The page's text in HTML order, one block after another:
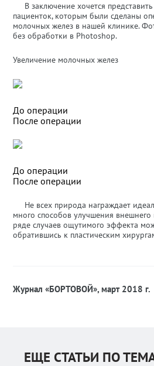
В заключение хочется
пациенток, которым были сделаны
молочных желез в нашей клинике.
без обработки в Photoshop.
Увеличение молочных желез
До операции
После операции
До операции
После операции
Не всех природа награждает
много способов улучшения внешнего
ряде случаев ощутимого эффекта
обратившись к пластическим
Журнал «БОРТОВОЙ», март 2018 г.
ЕЩЕ СТАТЬИ ПО